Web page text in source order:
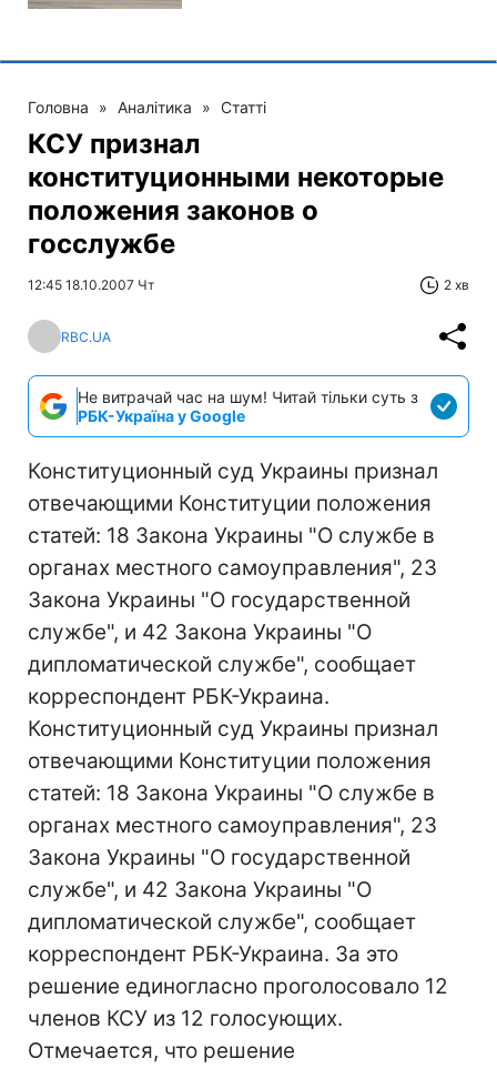
Головна » Аналітика » Статті
КСУ признал
конституционными некоторые
положения законов о
госслужбе
12:45 18.10.2007 Чт 2 хв
RBC.UA
Не витрачай час на шум! Читай тільки суть з
РБК-Україна у Google
Конституционный суд Украины признал
отвечающими Конституции положения
статей: 18 Закона Украины "О службе в
органах местного самоуправления", 23
Закона Украины "О государственной
службе", и 42 Закона Украины "О
дипломатической службе", сообщает
корреспондент РБК-Украина.
Конституционный суд Украины признал
отвечающими Конституции положения
статей: 18 Закона Украины "О службе в
органах местного самоуправления", 23
Закона Украины "О государственной
службе", и 42 Закона Украины "О
дипломатической службе", сообщает
корреспондент РБК-Украина. За это
решение единогласно проголосовало 12
членов КСУ из 12 голосующих.
Отмечается, что решение